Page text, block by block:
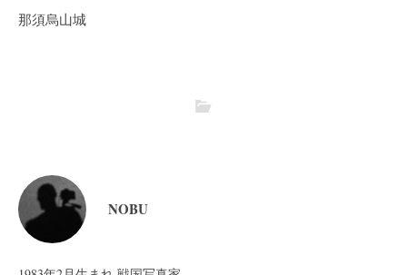
那須烏山城
NOBU